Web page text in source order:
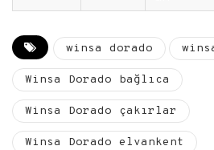
winsa dorado
Winsa Dorado bağlıca
Winsa Dorado çakırlar
Winsa Dorado elvankent